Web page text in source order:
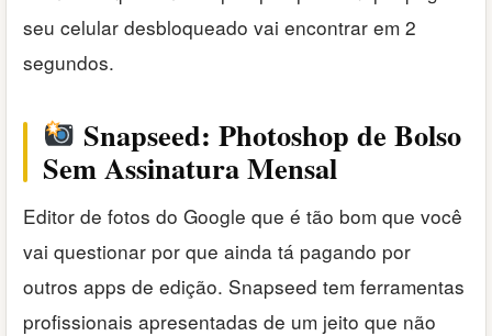
seu celular desbloqueado vai encontrar em 2
segundos.
Snapseed: Photoshop de Bolso
Sem Assinatura Mensal
Editor de fotos do Google que é tão bom que você
vai questionar por que ainda tá pagando por
outros apps de edição. Snapseed tem ferramentas
profissionais apresentadas de um jeito que não